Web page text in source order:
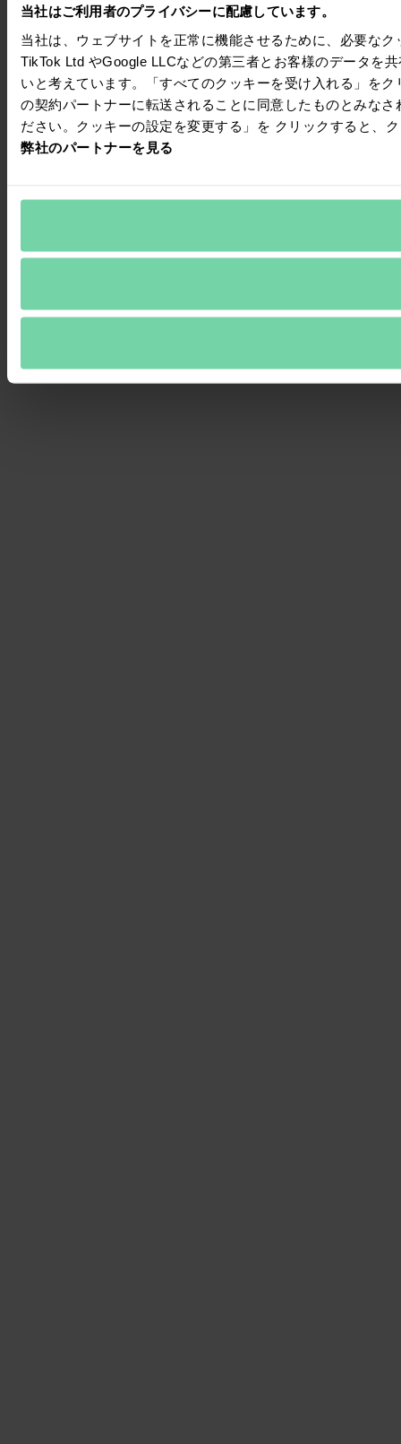
当社はご利用者のプライバシーに配慮しています。
当社は、ウェブサイトを正常に機能させるために、必要な
TikTok Ltd やGoogle LLCなどの第三者とお客様のデータを
いと考えています。「すべてのクッキーを受け入れる」を
の契約パートナーに転送されることに同意したものとみな
ださい。クッキーの設定を変更する」を クリックすると、
弊社のパートナーを見る